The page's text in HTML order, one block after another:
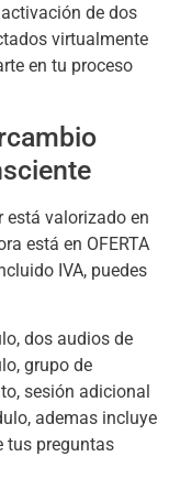
de dos
virtualmente
en tu proceso
está valorizado en
está en OFERTA
IVA, puedes
dos audios de
grupo de
sesión adicional
ademas incluye
tus preguntas